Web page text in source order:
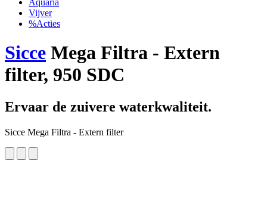
Aquaria
Vijver
%Acties
Sicce Mega Filtra - Extern
filter, 950 SDC
Ervaar de zuivere waterkwaliteit.
Sicce Mega Filtra - Extern filter